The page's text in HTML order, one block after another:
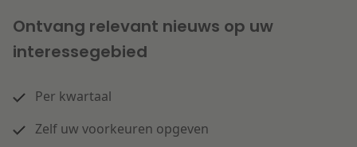
Ontvang relevant nieuws op uw
interessegebied
Per kwartaal
Zelf uw voorkeuren opgeven